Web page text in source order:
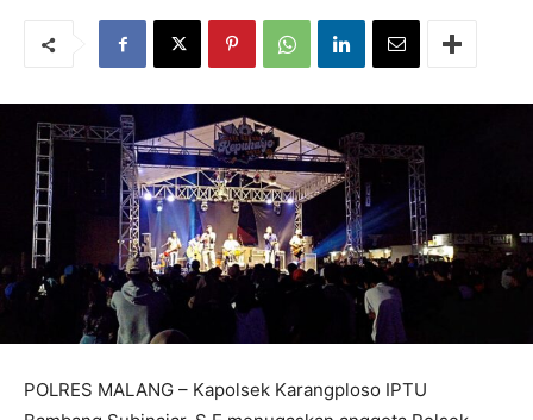
POLRES MALANG – Kapolsek Karangploso IPTU